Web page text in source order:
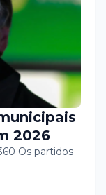
2026
Os partidos